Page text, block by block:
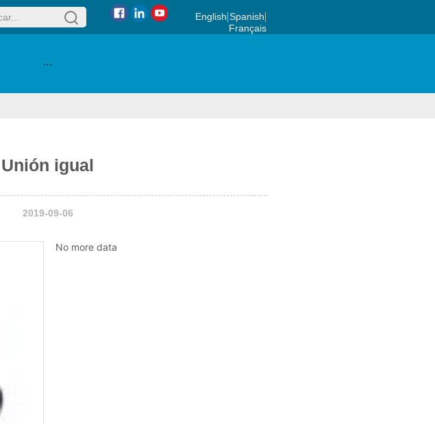
English Spanish
Français
···
Unión igual
2019-09-06
No more data